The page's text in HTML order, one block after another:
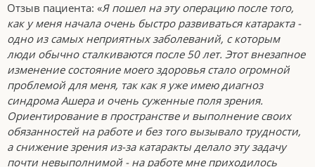
Отзыв пациента: «Я пошел на эту операцию после того,
как у меня начала очень быстро развиваться катаракта -
одно из самых неприятных заболеваний, с которым
люди обычно сталкиваются после 50 лет. Этот внезапное
изменение состояние моего здоровья стало огромной
проблемой для меня, так как я уже имею диагноз
синдрома Ашера и очень суженные поля зрения.
Ориентирование в пространстве и выполнение своих
обязанностей на работе и без того вызывало трудности,
а снижение зрения из-за катаракты делало эту задачу
почти невыполнимой - на работе мне приходилось